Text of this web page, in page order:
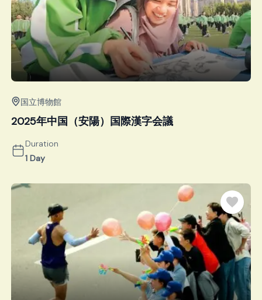
国立博物館
2025年中国（安陽）国際漢字会議
Duration
1 Day